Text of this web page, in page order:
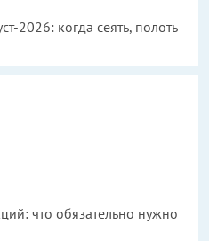
2026: когда сеять, полоть
что обязательно нужно